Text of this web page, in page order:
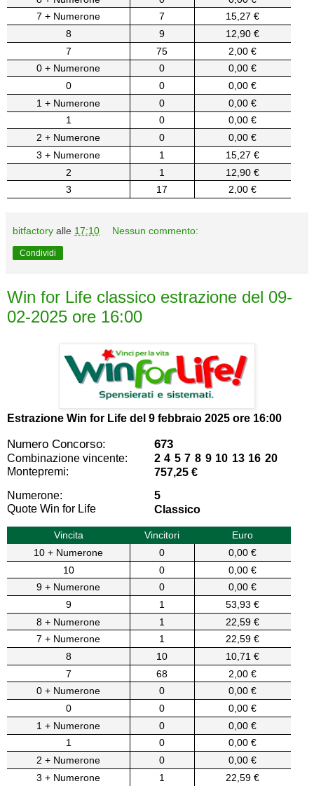
7 + Numerone
7
15,27 €
8
9
12,90 €
7
75
2,00 €
0 + Numerone
0
0,00 €
0
0
0,00 €
1 + Numerone
0
0,00 €
1
0
0,00 €
2 + Numerone
0
0,00 €
3 + Numerone
1
15,27 €
2
1
12,90 €
3
17 2,00 €
bitfactory alle 17:10 Nessun commento:
Condividi
Win for Life classico estrazione del 09-
02-2025 ore 16:00
Estrazione Win for Life del 9 febbraio 2025 ore 16:00
Numero Concorso: 673
Combinazione vincente:
2 4 5 7 8 9 10 13 16 20
Montepremi:
757,25 €
Numerone:
5
Quote Win for Life
Classico
Vincita Vincitori
Euro
10 + Numerone
0
0,00 €
10
0
0,00 €
9 + Numerone
0
0,00 €
9
1
53,93 €
8 + Numerone
1
22,59 €
7 + Numerone
1
22,59 €
8
10
10,71 €
7
68
2,00 €
0 + Numerone
0
0,00 €
0
0
0,00 €
1 + Numerone
0
0,00 €
1
0
0,00 €
2 + Numerone
0
0,00 €
3 + Numerone
1
22,59 €